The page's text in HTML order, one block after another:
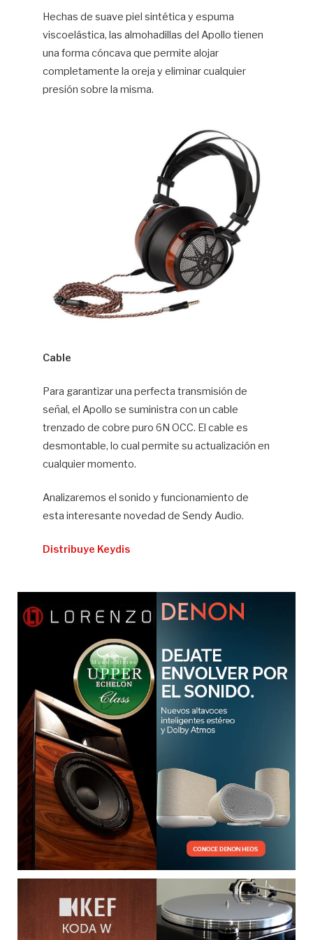
Hechas de suave piel sintética y espuma
viscoelástica, las almohadillas del Apollo tienen
una forma cóncava que permite alojar
completamente la oreja y eliminar cualquier
presión sobre la misma.
Cable
Para garantizar una perfecta transmisión de
señal, el Apollo se suministra con un cable
trenzado de cobre puro 6N OCC. El cable es
desmontable, lo cual permite su actualización en
cualquier momento.
Analizaremos el sonido y funcionamiento de
esta interesante novedad de Sendy Audio.
Distribuye Keydis